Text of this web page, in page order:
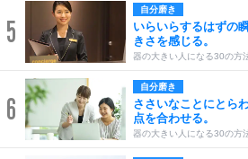
5
自分磨き
いらいらするはずの
きさを感じる。
器の大きい人になる30の方
6
自分磨き
ささいなことにとら
点を合わせる。
器の大きい人になる30の方